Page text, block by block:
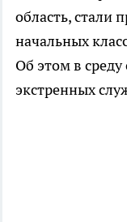
область, стали
начальных
Об этом в
экстренных